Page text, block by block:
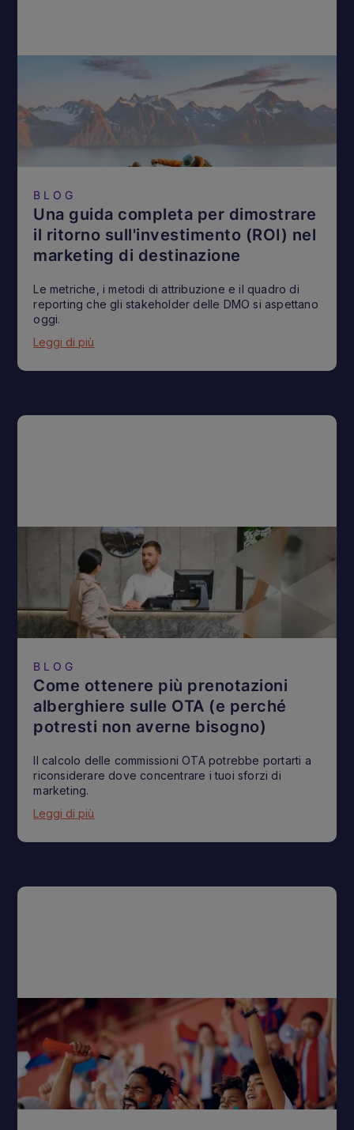
BLOG
Una guida completa per dimostrare
il ritorno sull'investimento (ROI) nel
marketing di destinazione
Le metriche, i metodi di attribuzione e il quadro di
reporting che gli stakeholder delle DMO si aspettano
oggi.
Leggi di più
BLOG
Come ottenere più prenotazioni
alberghiere sulle OTA (e perché
potresti non averne bisogno)
Il calcolo delle commissioni OTA potrebbe portarti a
riconsiderare dove concentrare i tuoi sforzi di
marketing.
Leggi di più